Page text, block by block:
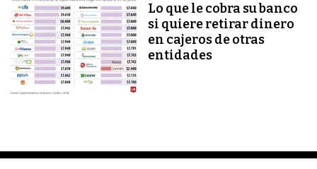
Lo que le cobra su banco
si quiere retirar dinero
en cajeros de otras
entidades